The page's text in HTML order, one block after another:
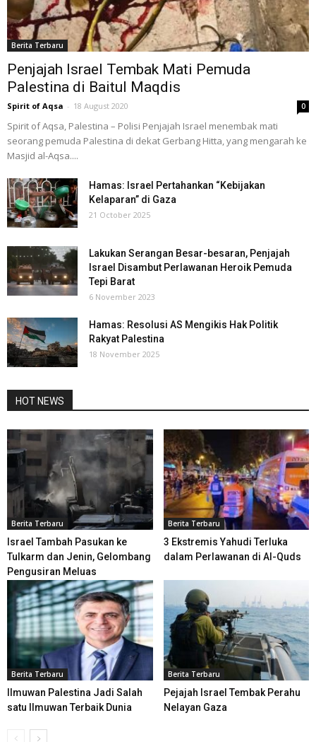
Berita Terbaru
Penjajah Israel Tembak Mati Pemuda
Palestina di Baitul Maqdis
Spirit of Aqsa - 18 August 2020 0
Spirit of Aqsa, Palestina – Polisi Penjajah Israel menembak mati
seorang pemuda Palestina di dekat Gerbang Hitta, yang mengarah ke
Masjid al-Aqsa....
Hamas: Israel Pertahankan “Kebijakan
Kelaparan” di Gaza
21 October 2025
Lakukan Serangan Besar-besaran, Penjajah
Israel Disambut Perlawanan Heroik Pemuda
Tepi Barat
6 November 2023
Hamas: Resolusi AS Mengikis Hak Politik
Rakyat Palestina
18 November 2025
HOT NEWS
Berita Terbaru
Israel Tambah Pasukan ke
Tulkarm dan Jenin, Gelombang
Pengusiran Meluas
Berita Terbaru
3 Ekstremis Yahudi Terluka
dalam Perlawanan di Al-Quds
Berita Terbaru
Ilmuwan Palestina Jadi Salah
satu Ilmuwan Terbaik Dunia
Berita Terbaru
Pejajah Israel Tembak Perahu
Nelayan Gaza